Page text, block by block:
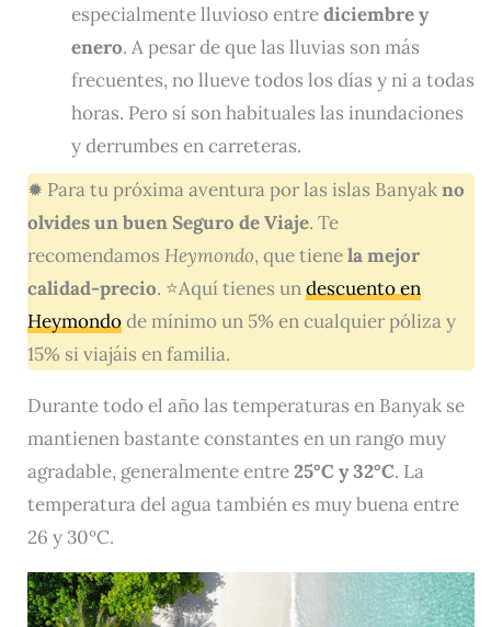
especialmente lluvioso entrediciembre y
enero. A pesar de que las lluvias son más
frecuentes, no llueve todos los días y ni a todas
horas. Pero sí son habituales las inundaciones
y derrumbes en carreteras.
✹ Para tu próxima aventura por las islas Banyakno
olvides un buen Seguro de Viaje. Te
recomendamos Heymondo, que tienela mejor
calidad-precio. ⭐Aquí tienes undescuento en
Heymondode mínimo un 5% en cualquier póliza y
15% si viajáis en familia.
Durante todo el año las temperaturas en Banyak se
mantienen bastante constantes en un rango muy
agradable, generalmente entre25°C y 32°C. La
temperatura del agua también es muy buena entre
26 y 30ºC.